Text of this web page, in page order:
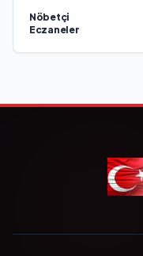
Nöbetçi
Eczaneler